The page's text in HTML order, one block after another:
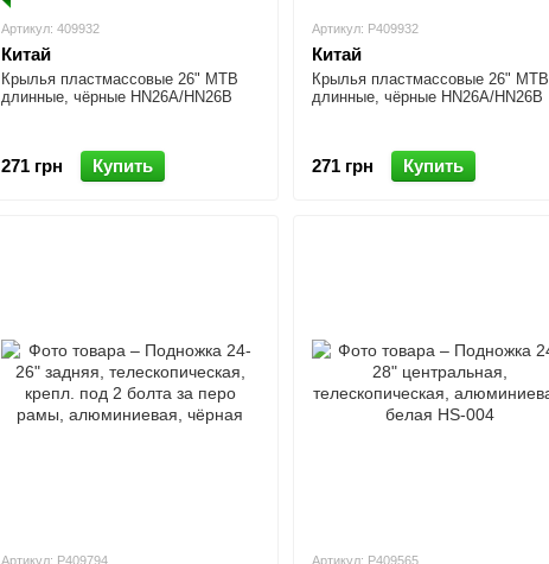
Артикул: 409932
Китай
Крылья пластмассовые 26" MTB
длинные, чёрные HN26A/HN26B
271 грн Купить
Артикул: P409932
Китай
Крылья пластмассовые 26" MTB
длинные, чёрные HN26A/HN26B
271 грн Купить
Артикул: P409794 Артикул: P409565